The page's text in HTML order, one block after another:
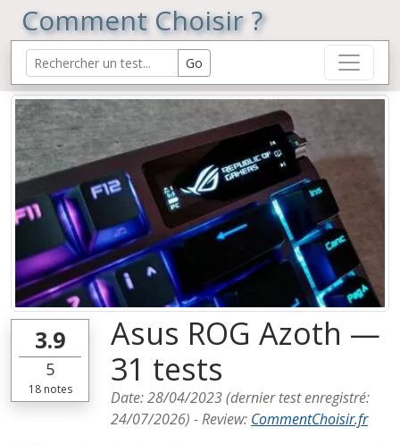
Comment Choisir ?
3.9
5
18notes
Asus ROG Azoth —
31 tests
Date:28/04/2023(dernier test enregistré:
24/07/2026) -Review: CommentChoisir.fr